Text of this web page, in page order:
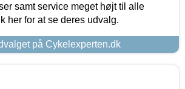
samt service meget højt til alle
her for at se deres udvalg.
på Cykelexperten.dk